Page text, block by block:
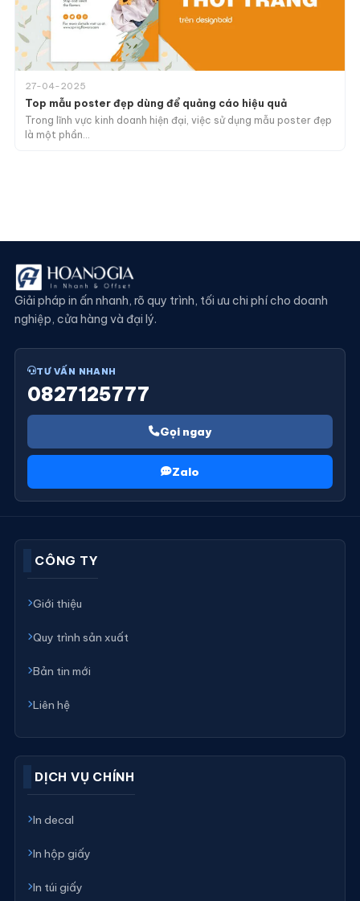
27-04-2025
Top mẫu poster đẹp dùng để quảng cáo hiệu quả
Trong lĩnh vực kinh doanh hiện đại, việc sử dụng mẫu poster đẹp
là một phần…
Giải pháp in ấn nhanh, rõ quy trình, tối ưu chi phí cho doanh
nghiệp, cửa hàng và đại lý.
TƯ VẤN NHANH
0827125777
Gọi ngay
Zalo
CÔNG TY
Giới thiệu
Quy trình sản xuất
Bản tin mới
Liên hệ
DỊCH VỤ CHÍNH
In decal
In hộp giấy
In túi giấy